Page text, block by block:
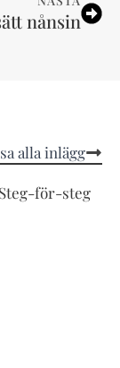
nånsin
alla inlägg